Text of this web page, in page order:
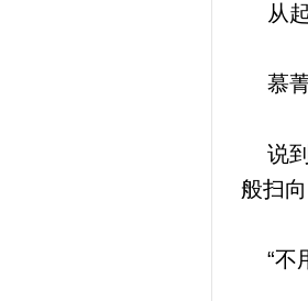
从起
慕菁
说到
般扫向
“不